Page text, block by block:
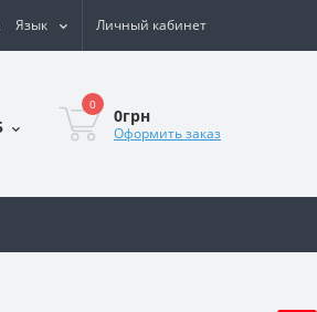
Язык Личный кабинет
0
0грн
Оформить заказ